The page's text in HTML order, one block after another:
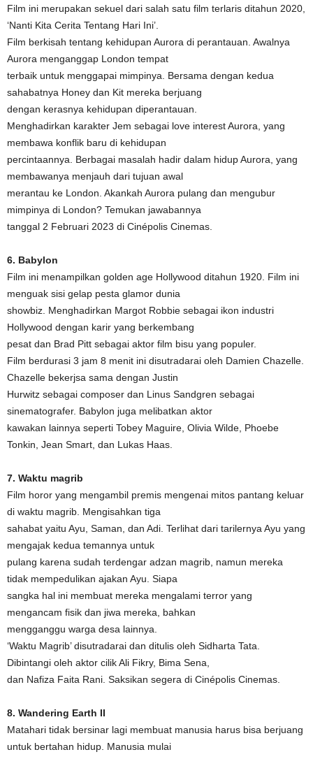
Film ini merupakan sekuel dari salah satu film terlaris ditahun 2020,
‘Nanti Kita Cerita Tentang Hari Ini’.
Film berkisah tentang kehidupan Aurora di perantauan. Awalnya
Aurora menganggap London tempat
terbaik untuk menggapai mimpinya. Bersama dengan kedua
sahabatnya Honey dan Kit mereka berjuang
dengan kerasnya kehidupan diperantauan.
Menghadirkan karakter Jem sebagai love interest Aurora, yang
membawa konflik baru di kehidupan
percintaannya. Berbagai masalah hadir dalam hidup Aurora, yang
membawanya menjauh dari tujuan awal
merantau ke London. Akankah Aurora pulang dan mengubur
mimpinya di London? Temukan jawabannya
tanggal 2 Februari 2023 di Cinépolis Cinemas.
6. Babylon
Film ini menampilkan golden age Hollywood ditahun 1920. Film ini
menguak sisi gelap pesta glamor dunia
showbiz. Menghadirkan Margot Robbie sebagai ikon industri
Hollywood dengan karir yang berkembang
pesat dan Brad Pitt sebagai aktor film bisu yang populer.
Film berdurasi 3 jam 8 menit ini disutradarai oleh Damien Chazelle.
Chazelle bekerjsa sama dengan Justin
Hurwitz sebagai composer dan Linus Sandgren sebagai
sinematografer. Babylon juga melibatkan aktor
kawakan lainnya seperti Tobey Maguire, Olivia Wilde, Phoebe
Tonkin, Jean Smart, dan Lukas Haas.
7. Waktu magrib
Film horor yang mengambil premis mengenai mitos pantang keluar
di waktu magrib. Mengisahkan tiga
sahabat yaitu Ayu, Saman, dan Adi. Terlihat dari tarilernya Ayu yang
mengajak kedua temannya untuk
pulang karena sudah terdengar adzan magrib, namun mereka
tidak mempedulikan ajakan Ayu. Siapa
sangka hal ini membuat mereka mengalami terror yang
mengancam fisik dan jiwa mereka, bahkan
mengganggu warga desa lainnya.
‘Waktu Magrib’ disutradarai dan ditulis oleh Sidharta Tata.
Dibintangi oleh aktor cilik Ali Fikry, Bima Sena,
dan Nafiza Faita Rani. Saksikan segera di Cinépolis Cinemas.
8. Wandering Earth II
Matahari tidak bersinar lagi membuat manusia harus bisa berjuang
untuk bertahan hidup. Manusia mulai